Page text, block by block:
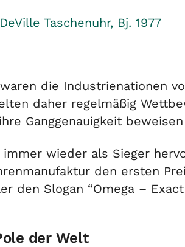
DeVille Taschenuhr, Bj. 1977
die Industrienationen
daher regelmäßig
Ganggenauigkeit
wieder als Sieger
den ersten
den Slogan “Omega –
der Welt